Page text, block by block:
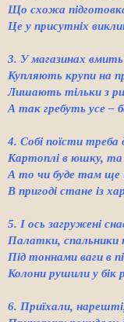
Що схожа
Це у присутніх
3. У магазинах
Купляють крупи на
Лишають тільки з
А так гребуть усе –
4. Собі поїсти треба
Картоплі в юшку,
А то чи буде там ще
В пригоді стане із
5. І ось загружені
Палатки, спальники
Під тоннами ваги в
Колони рушили у бік
6. Приїхали,